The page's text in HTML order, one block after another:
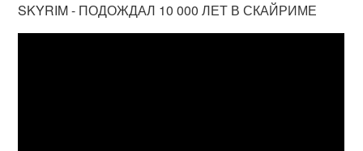
SKYRIM - ПОДОЖДАЛ 10 000 ЛЕТ В СКАЙРИМЕ